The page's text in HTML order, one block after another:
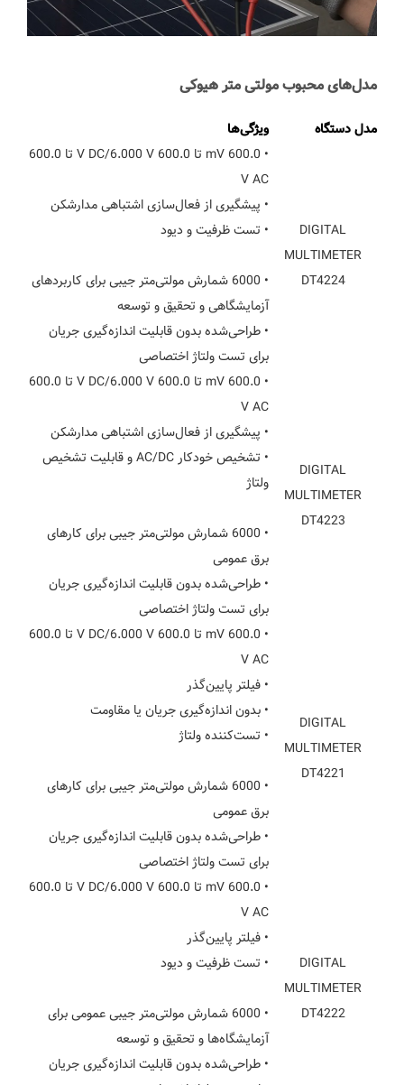
مدل‌های محبوب مولتی متر هیوکی
مدل دستگاه ویژگی‌ها
DIGITAL
MULTIMETER
DT4224
• 600.0 mV تا 600.0 V DC/6.000 V تا 600.0
V AC
• پیشگیری از فعال‌سازی اشتباهی مدارشکن
• تست ظرفیت و دیود
• 6000 شمارش مولتی‌متر جیبی برای کاربردهای
آزمایشگاهی و تحقیق و توسعه
• طراحی‌شده بدون قابلیت اندازه‌گیری جریان
برای تست ولتاژ اختصاصی
DIGITAL
MULTIMETER
DT4223
• 600.0 mV تا 600.0 V DC/6.000 V تا 600.0
V AC
• پیشگیری از فعال‌سازی اشتباهی مدارشکن
• تشخیص خودکار AC/DC و قابلیت تشخیص
ولتاژ
• 6000 شمارش مولتی‌متر جیبی برای کارهای
برق عمومی
• طراحی‌شده بدون قابلیت اندازه‌گیری جریان
برای تست ولتاژ اختصاصی
DIGITAL
MULTIMETER
DT4221
• 600.0 mV تا 600.0 V DC/6.000 V تا 600.0
V AC
• فیلتر پایین‌گذر
• بدون اندازه‌گیری جریان یا مقاومت
• تست‌کننده ولتاژ
• 6000 شمارش مولتی‌متر جیبی برای کارهای
برق عمومی
• طراحی‌شده بدون قابلیت اندازه‌گیری جریان
برای تست ولتاژ اختصاصی
DIGITAL
MULTIMETER
DT4222
• 600.0 mV تا 600.0 V DC/6.000 V تا 600.0
V AC
• فیلتر پایین‌گذر
• تست ظرفیت و دیود
• 6000 شمارش مولتی‌متر جیبی عمومی برای
آزمایشگاه‌ها و تحقیق و توسعه
• طراحی‌شده بدون قابلیت اندازه‌گیری جریان